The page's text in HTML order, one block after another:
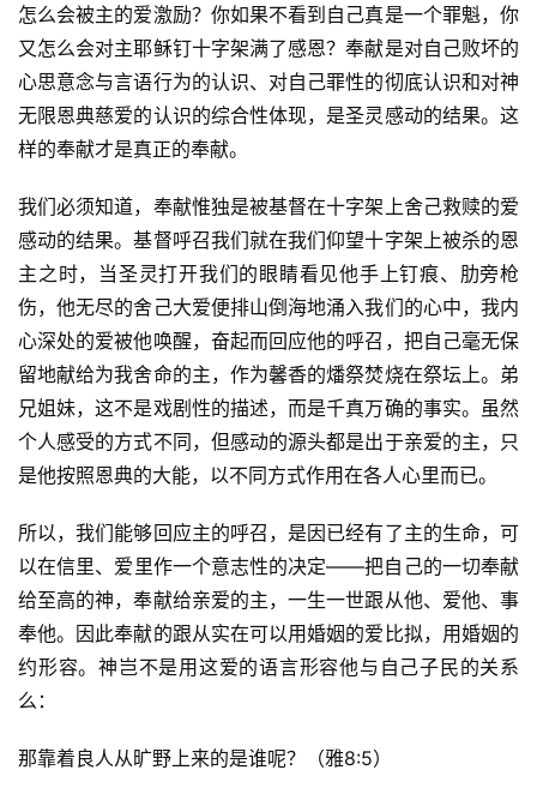
怎么会被主的爱激励？你如果不看到自己真是一个罪魁，你
又怎么会对主耶稣钉十字架满了感恩？奉献是对自己败坏的
心思意念与言语行为的认识、对自己罪性的彻底认识和对神
无限恩典慈爱的认识的综合性体现，是圣灵感动的结果。这
样的奉献才是真正的奉献。
我们必须知道，奉献惟独是被基督在十字架上舍己救赎的爱
感动的结果。基督呼召我们就在我们仰望十字架上被杀的恩
主之时，当圣灵打开我们的眼睛看见他手上钉痕、肋旁枪
伤，他无尽的舍己大爱便排山倒海地涌入我们的心中，我内
心深处的爱被他唤醒，奋起而回应他的呼召，把自己毫无保
留地献给为我舍命的主，作为馨香的燔祭焚烧在祭坛上。弟
兄姐妹，这不是戏剧性的描述，而是千真万确的事实。虽然
个人感受的方式不同，但感动的源头都是出于亲爱的主，只
是他按照恩典的大能，以不同方式作用在各人心里而已。
所以，我们能够回应主的呼召，是因已经有了主的生命，可
以在信里、爱里作一个意志性的决定——把自己的一切奉献
给至高的神，奉献给亲爱的主，一生一世跟从他、爱他、事
奉他。因此奉献的跟从实在可以用婚姻的爱比拟，用婚姻的
约形容。神岂不是用这爱的语言形容他与自己子民的关系
么：
那靠着良人从旷野上来的是谁呢？（雅8:5）